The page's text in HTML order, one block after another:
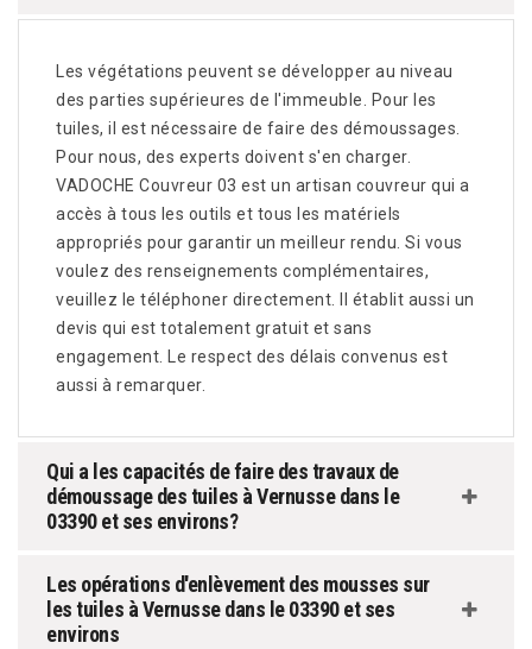
Les végétations peuvent se développer au niveau
des parties supérieures de l'immeuble. Pour les
tuiles, il est nécessaire de faire des démoussages.
Pour nous, des experts doivent s'en charger.
VADOCHE Couvreur 03 est un artisan couvreur qui a
accès à tous les outils et tous les matériels
appropriés pour garantir un meilleur rendu. Si vous
voulez des renseignements complémentaires,
veuillez le téléphoner directement. Il établit aussi un
devis qui est totalement gratuit et sans
engagement. Le respect des délais convenus est
aussi à remarquer.
Qui a les capacités de faire des travaux de
démoussage des tuiles à Vernusse dans le
03390 et ses environs?
Les opérations d'enlèvement des mousses sur
les tuiles à Vernusse dans le 03390 et ses
environs